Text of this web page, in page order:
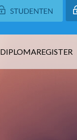
DIPLOMAREGISTER